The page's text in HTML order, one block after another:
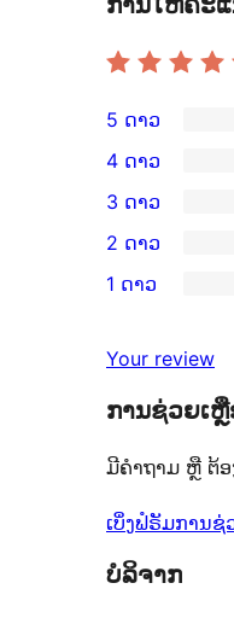
ການ
ວິຈານ
5
ດາວ
ຈຳນວນ
ລາຍການ
5 ດາວ
ວິຈານ
4
ດາວ
0
ລາຍການ
4 ດາວ
ການ
ວິຈານ
3
ຈຳນວນ
0
3 ດາວ
ວິຈານ
ດາວ
ຈຳນວນ
ລາຍການ
2 ດາວ
1
ດາວ
0
ລາຍການ
1 ດາວ
Your review
ການຊ່ວຍເຫຼື
ມີຄຳຖາມ ຫຼື ຕ້
ເບິ່ງຟໍຣັມການຊ່
ບໍລິຈາກ